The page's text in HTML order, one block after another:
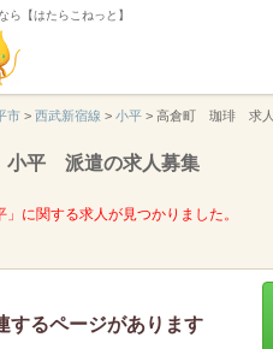
ら【はたらこねっと】
市 > 西武新宿線 > 小平 > 高倉町 珈琲 求
平 派遣の求人募集
に関する求人が見つかりました。
するページがあります